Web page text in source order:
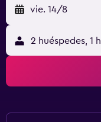
vie. 14/8
2 huéspedes, 1